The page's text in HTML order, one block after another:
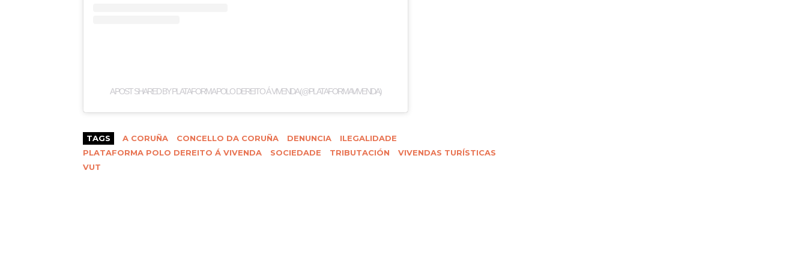
A POST SHARED BY PLATAFORMA POLO DEREITO Á VIVENDA (@PLATAFORMAVIVENDA)
TAGS A CORUÑA CONCELLO DA CORUÑA DENUNCIA
ILEGALIDADE
PLATAFORMA POLO DEREITO Á VIVENDA
SOCIEDADE TRIBUTACIÓN
VIVENDAS TURÍSTICAS
VUT